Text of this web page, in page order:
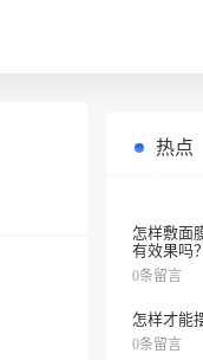
热点
怎样敷面
有效果吗？
0条留言
怎样才能
0条留言